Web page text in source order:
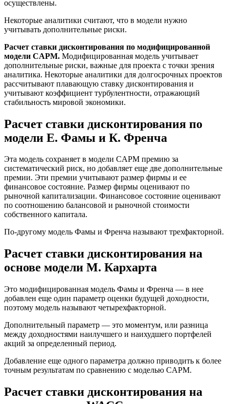
осуществлены.
Некоторые аналитики считают, что в модели нужно
учитывать дополнительные риски.
Расчет ставки дисконтирования по модифицированной
модели CAPM. Модифицированная модель учитывает
дополнительные риски, важные для проекта с точки зрения
аналитика. Некоторые аналитики для долгосрочных проектов
рассчитывают плавающую ставку дисконтирования и
учитывают коэффициент турбулентности, отражающий
стабильность мировой экономики.
Расчет ставки дисконтирования по
модели Е. Фамы и К. Френча
Эта модель сохраняет в модели CAPM премию за
систематический риск, но добавляет еще две дополнительные
премии. Эти премии учитывают размер фирмы и ее
финансовое состояние. Размер фирмы оценивают по
рыночной капитализации. Финансовое состояние оценивают
по соотношению балансовой и рыночной стоимости
собственного капитала.
По-другому модель Фамы и Френча называют трехфакторной.
Расчет ставки дисконтирования на
основе модели М. Кархарта
Это модифицированная модель Фамы и Френча — в нее
добавлен еще один параметр оценки будущей доходности,
поэтому модель называют четырехфакторной.
Дополнительный параметр — это моментум, или разница
между доходностями наилучшего и наихудшего портфелей
акций за определенный период.
Добавление еще одного параметра должно приводить к более
точным результатам по сравнению с моделью CAPM.
Расчет ставки дисконтирования на